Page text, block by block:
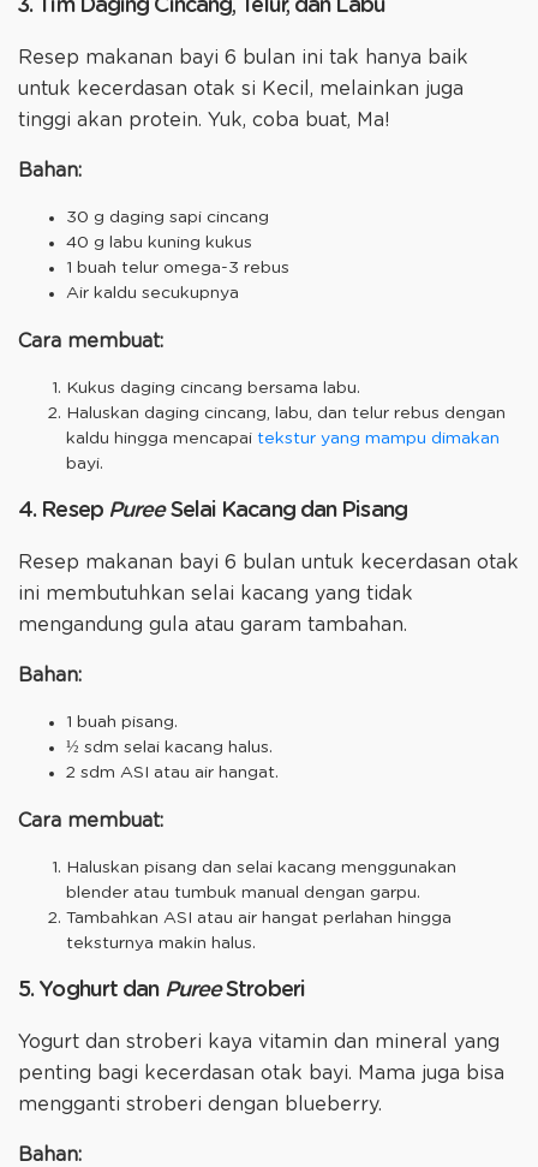
3. Tim Daging Cincang, Telur, dan Labu
Resep makanan bayi 6 bulan ini tak hanya baik
untuk kecerdasan otak si Kecil, melainkan juga
tinggi akan protein. Yuk, coba buat, Ma!
Bahan:
30 g daging sapi cincang
40 g labu kuning kukus
1 buah telur omega-3 rebus
Air kaldu secukupnya
Cara membuat:
Kukus daging cincang bersama labu.
Haluskan daging cincang, labu, dan telur rebus dengan
kaldu hingga mencapai tekstur yang mampu dimakan
bayi.
4. Resep PureeSelai Kacang dan Pisang
Resep makanan bayi 6 bulan untuk kecerdasan otak
ini membutuhkan selai kacang yang tidak
mengandung gula atau garam tambahan.
Bahan:
1 buah pisang.
½ sdm selai kacang halus.
2 sdm ASI atau air hangat.
Cara membuat:
Haluskan pisang dan selai kacang menggunakan
blender atau tumbuk manual dengan garpu.
Tambahkan ASI atau air hangat perlahan hingga
teksturnya makin halus.
5. Yoghurt dan PureeStroberi
Yogurt dan stroberi kaya vitamin dan mineral yang
penting bagi kecerdasan otak bayi. Mama juga bisa
mengganti stroberi dengan blueberry.
Bahan: